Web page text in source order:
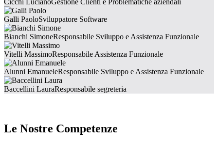
Cicchi LucianoGestione Clienti e Problematiche aziendali
Galli PaoloSviluppatore Software
Bianchi SimoneResponsabile Sviluppo e Assistenza Funzionale
Vitelli MassimoResponsabile Assistenza Funzionale
Alunni EmanueleResponsabile Sviluppo e Assistenza Funzionale
Baccellini LauraResponsabile segreteria
Le Nostre Competenze